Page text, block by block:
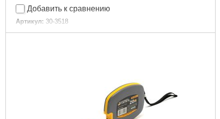
Добавить к сравнению
Артикул: 30-3518
Код товара: 23.57.30